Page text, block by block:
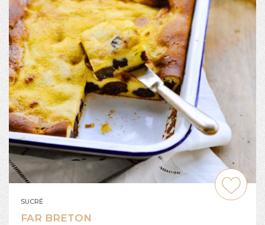
SUCRÉ
FAR BRETON